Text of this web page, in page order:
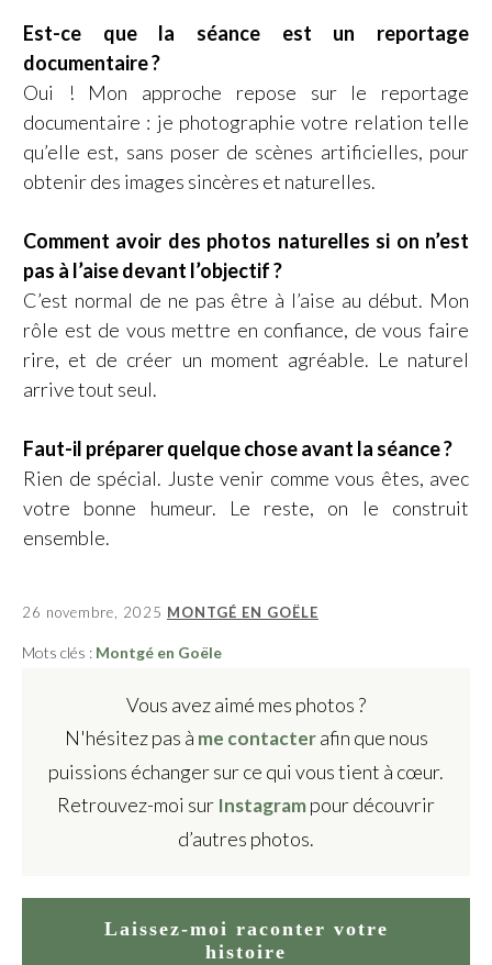
Est-ce que la séance est un reportage
documentaire ?
Oui ! Mon approche repose sur le reportage
documentaire : je photographie votre relation telle
qu’elle est, sans poser de scènes artificielles, pour
obtenir des images sincères et naturelles.
Comment avoir des photos naturelles si on n’est
pas à l’aise devant l’objectif ?
C’est normal de ne pas être à l’aise au début. Mon
rôle est de vous mettre en confiance, de vous faire
rire, et de créer un moment agréable. Le naturel
arrive tout seul.
Faut-il préparer quelque chose avant la séance ?
Rien de spécial. Juste venir comme vous êtes, avec
votre bonne humeur. Le reste, on le construit
ensemble.
26 novembre, 2025 MONTGÉ EN GOËLE
Mots clés : Montgé en Goële
Vous avez aimé mes photos ?
N'hésitez pas à me contacterafin que nous
puissions échanger sur ce qui vous tient à cœur.
Retrouvez-moi sur Instagrampour découvrir
d’autres photos.
Laissez-moi raconter votre
histoire